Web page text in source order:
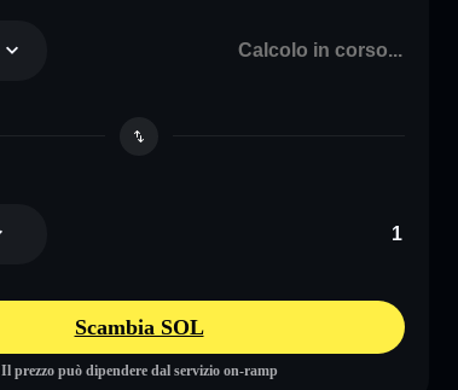
Scambia SOL
Il prezzo può dipendere dal servizio on-ramp